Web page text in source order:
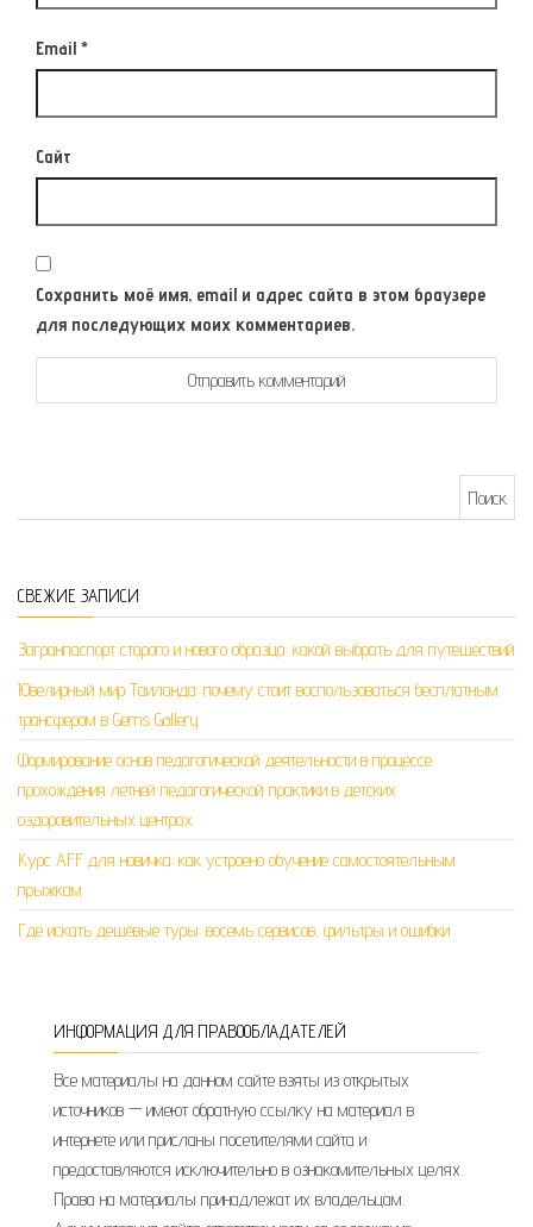
Email *
Сайт
Сохранить моё имя, email и адрес сайта в этом браузере
для последующих моих комментариев.
СВЕЖИЕ ЗАПИСИ
Загранпаспорт старого и нового образца: какой выбрать для путешествий
Ювелирный мир Таиланда: почему стоит воспользоваться бесплатным
трансфером в Gems Gallery
Формирование основ педагогической деятельности в процессе
прохождения летней педагогической практики в детских
оздоровительных центрах
Курс AFF для новичка: как устроено обучение самостоятельным
прыжкам
Где искать дешёвые туры: восемь сервисов, фильтры и ошибки
ИНФОРМАЦИЯ ДЛЯ ПРАВООБЛАДАТЕЛЕЙ
Все материалы на данном сайте взяты из открытых
источников — имеют обратную ссылку на материал в
интернете или присланы посетителями сайта и
предоставляются исключительно в ознакомительных целях.
Права на материалы принадлежат их владельцам.